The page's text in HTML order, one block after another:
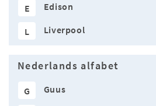
E Edison
L Liverpool
Nederlands alfabet
G Guus